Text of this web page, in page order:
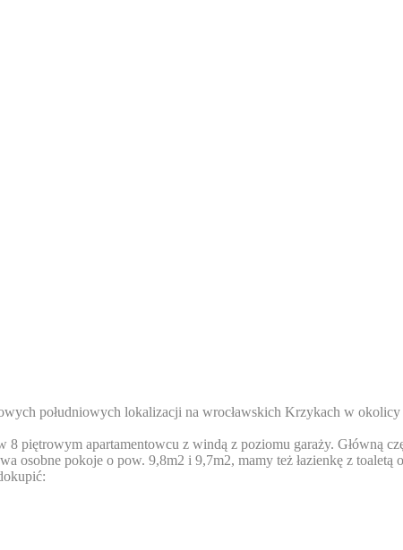
południowych lokalizacji na wrocławskich Krzykach w
piętrowym apartamentowcu z windą z poziomu garaży. Główną
osobne pokoje o pow. 9,8m2 i 9,7m2, mamy też łazienkę z